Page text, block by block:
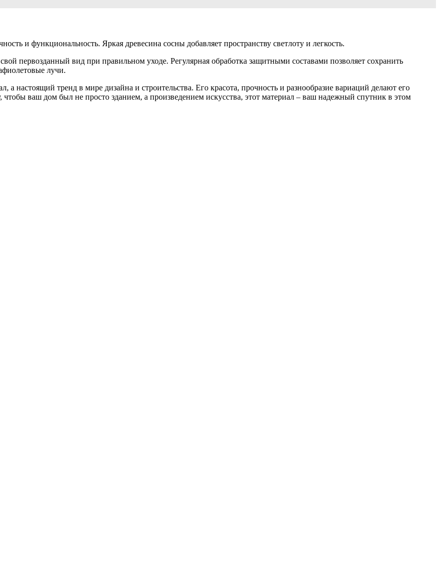
и функциональность. Яркая древесина сосны добавляет пространству светлоту и легкость.
первозданный вид при правильном уходе. Регулярная обработка защитными составами позволяет сохранить
лучи.
а настоящий тренд в мире дизайна и строительства. Его красота, прочность и разнообразие вариаций делают его
ваш дом был не просто зданием, а произведением искусства, этот материал – ваш надежный спутник в этом